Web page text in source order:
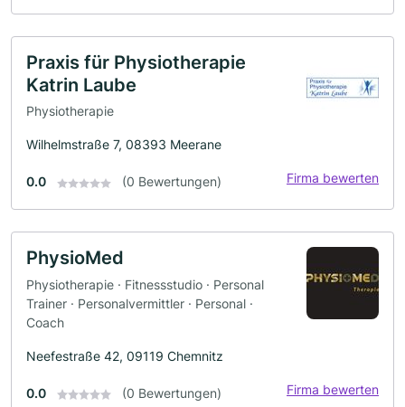
Praxis für Physiotherapie
Katrin Laube
Physiotherapie
Wilhelmstraße 7, 08393 Meerane
0.0 (0 Bewertungen) Firma bewerten
PhysioMed
Physiotherapie · Fitnessstudio · Personal
Trainer · Personalvermittler · Personal ·
Coach
Neefestraße 42, 09119 Chemnitz
0.0 (0 Bewertungen) Firma bewerten